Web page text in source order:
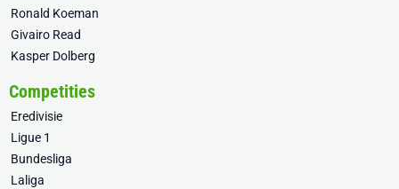
Ronald Koeman
Givairo Read
Kasper Dolberg
Competities
Eredivisie
Ligue 1
Bundesliga
Laliga